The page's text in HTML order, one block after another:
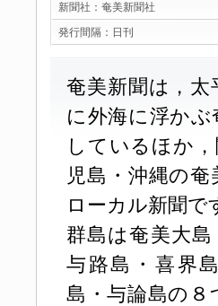
新聞社： 奄美新聞社
発行間隔： 日刊
奄美新聞は，
に外海に浮か
しているほか
児島・沖縄の
ローカル新聞で
群島は奄美大
与路島・喜界
島・与論島の